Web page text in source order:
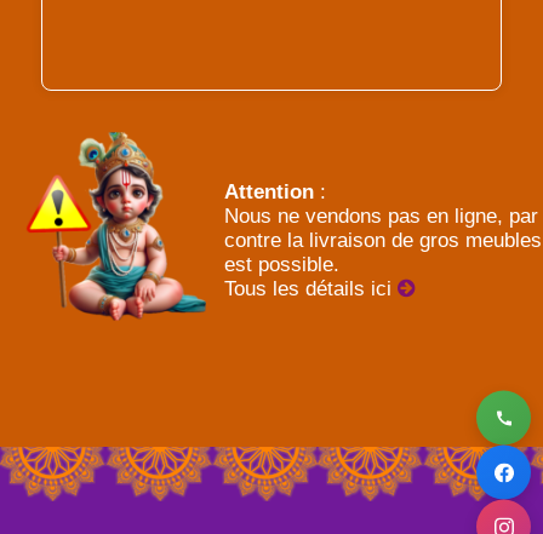
Attention :
Nous ne vendons pas en ligne, par
contre la livraison de gros meubles
est possible.
Tous les détails ici